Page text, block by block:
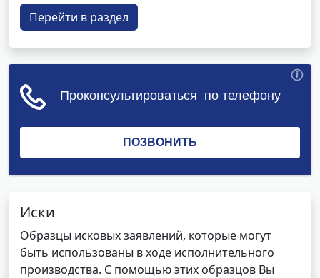
Перейти в раздел
Иски
Образцы исковых заявлений, которые могут
быть использованы в ходе исполнительного
производства. С помощью этих образцов Вы